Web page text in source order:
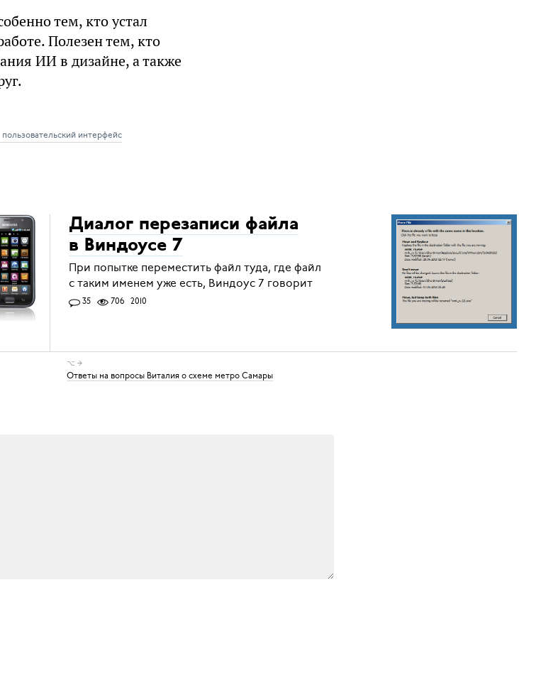
тем, кто устал
Полезен тем, кто
ИИ в дизайне, а также
пользовательский интерфейс
Диалог перезаписи файла
в Виндоусе 7
При попытке переместить файл туда, где файл
с таким именем уже есть, Виндоус 7 говорит
35 706 2010
⌥ →
Ответы на вопросы Виталия о схеме метро Самары